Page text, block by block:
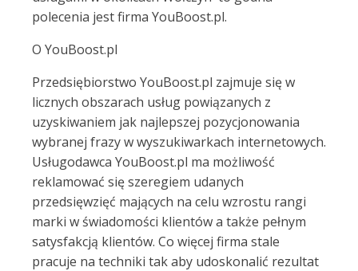
polecenia jest firma YouBoost.pl.
O YouBoost.pl
Przedsiębiorstwo YouBoost.pl zajmuje się w
licznych obszarach usług powiązanych z
uzyskiwaniem jak najlepszej pozycjonowania
wybranej frazy w wyszukiwarkach internetowych.
Usługodawca YouBoost.pl ma możliwość
reklamować się szeregiem udanych
przedsięwzięć mających na celu wzrostu rangi
marki w świadomości klientów a także pełnym
satysfakcją klientów. Co więcej firma stale
pracuje na techniki tak aby udoskonalić rezultat